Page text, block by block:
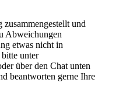
und
Abweichungen
etwas nicht in
unter
über den Chat unten
beantworten gerne Ihre